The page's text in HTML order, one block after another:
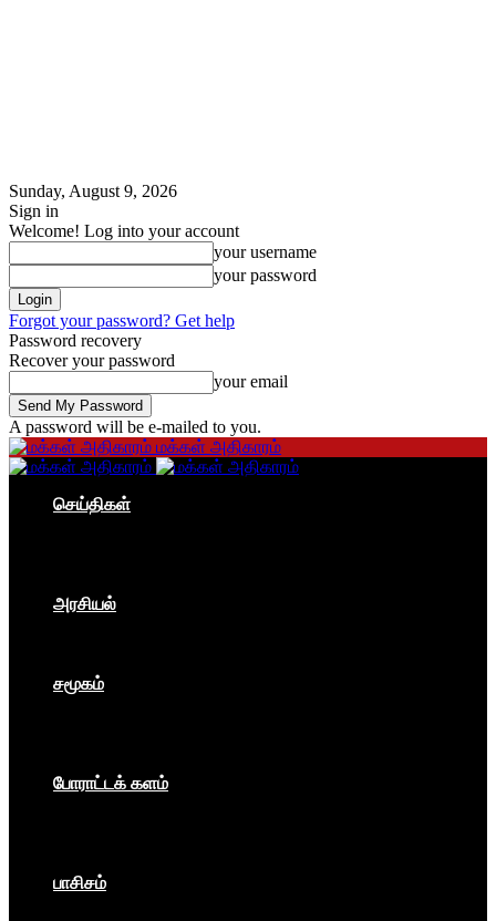
Sunday, August 9, 2026
Sign in
Welcome! Log into your account
your username
your password
Forgot your password? Get help
Password recovery
Recover your password
your email
A password will be e-mailed to you.
மக்கள் அதிகாரம்
செய்திகள்
அரசியல்
சமூகம்
போராட்டக் களம்
பாசிசம்